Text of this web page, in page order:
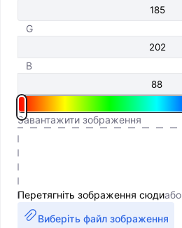
G
B
Завантажити зображення
Перетягніть зображення сюдиабо
Виберіть файл зображення